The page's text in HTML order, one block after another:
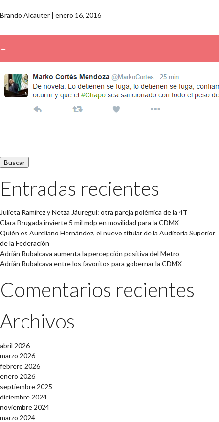
Brando Alcauter | enero 16, 2016
←
→
Entradas recientes
Julieta Ramírez y Netza Jáuregui: otra pareja polémica de la 4T
Clara Brugada invierte 5 mil mdp en movilidad para la CDMX
Quién es Aureliano Hernández, el nuevo titular de la Auditoría Superior
de la Federación
Adrián Rubalcava aumenta la percepción positiva del Metro
Adrián Rubalcava entre los favoritos para gobernar la CDMX
Comentarios recientes
Archivos
abril 2026
marzo 2026
febrero 2026
enero 2026
septiembre 2025
diciembre 2024
noviembre 2024
marzo 2024